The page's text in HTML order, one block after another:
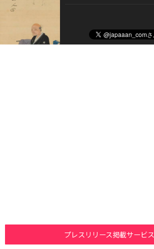
プレスリリース掲載サービス